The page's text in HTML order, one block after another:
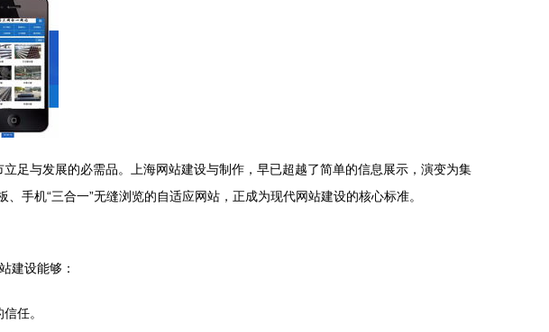
足与发展的必需品。上海网站建设与制作，早已超越了简单的信息展示，演变为集
手机“三合一”无缝浏览的自适应网站，正成为现代网站建设的核心标准。
建设能够：
任。